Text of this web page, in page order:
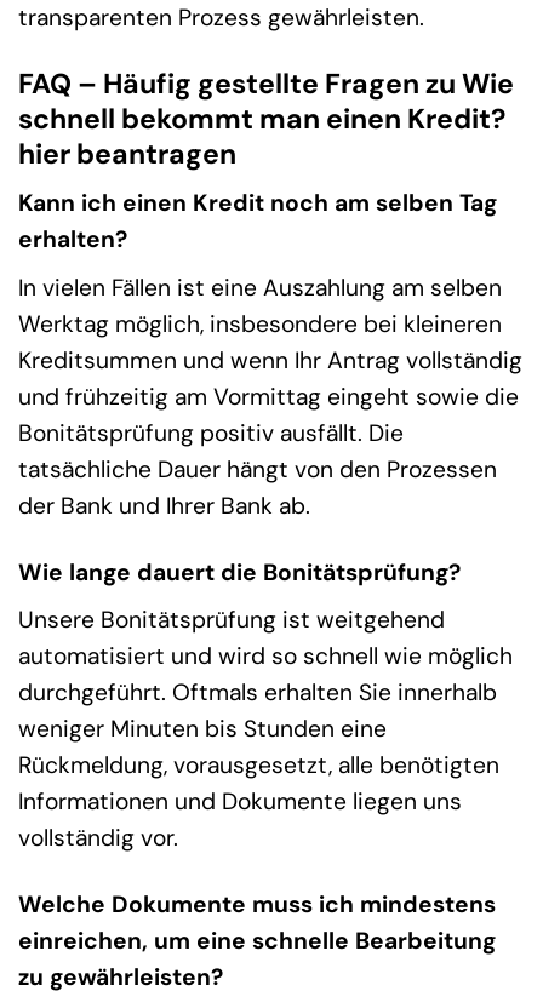
transparenten Prozess gewährleisten.
FAQ – Häufig gestellte Fragen zu Wie
schnell bekommt man einen Kredit?
hier beantragen
Kann ich einen Kredit noch am selben Tag
erhalten?
In vielen Fällen ist eine Auszahlung am selben
Werktag möglich, insbesondere bei kleineren
Kreditsummen und wenn Ihr Antrag vollständig
und frühzeitig am Vormittag eingeht sowie die
Bonitätsprüfung positiv ausfällt. Die
tatsächliche Dauer hängt von den Prozessen
der Bank und Ihrer Bank ab.
Wie lange dauert die Bonitätsprüfung?
Unsere Bonitätsprüfung ist weitgehend
automatisiert und wird so schnell wie möglich
durchgeführt. Oftmals erhalten Sie innerhalb
weniger Minuten bis Stunden eine
Rückmeldung, vorausgesetzt, alle benötigten
Informationen und Dokumente liegen uns
vollständig vor.
Welche Dokumente muss ich mindestens
einreichen, um eine schnelle Bearbeitung
zu gewährleisten?